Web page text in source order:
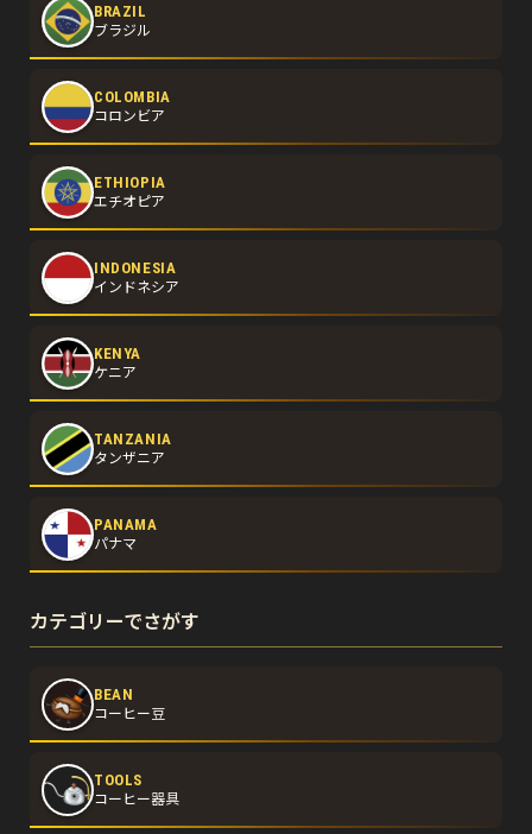
BRAZIL
ブラジル
COLOMBIA
コロンビア
ETHIOPIA
エチオピア
INDONESIA
インドネシア
KENYA
ケニア
TANZANIA
タンザニア
PANAMA
パナマ
カテゴリーでさがす
BEAN
コーヒー豆
TOOLS
コーヒー器具